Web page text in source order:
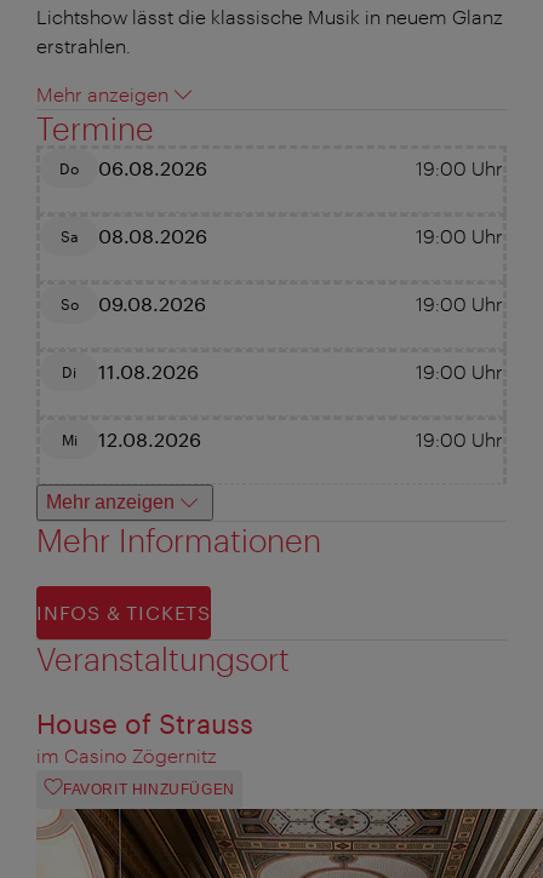
Lichtshow lässt die klassische Musik in neuem Glanz
erstrahlen.
Mehr anzeigen
Termine
Do 06.08.2026 19:00 Uhr
Sa 08.08.2026 19:00 Uhr
So 09.08.2026 19:00 Uhr
Di 11.08.2026 19:00 Uhr
Mi 12.08.2026 19:00 Uhr
Mehr anzeigen
Mehr Informationen
INFOS & TICKETS
Veranstaltungsort
House of Strauss
im Casino Zögernitz
FAVORIT HINZUFÜGEN